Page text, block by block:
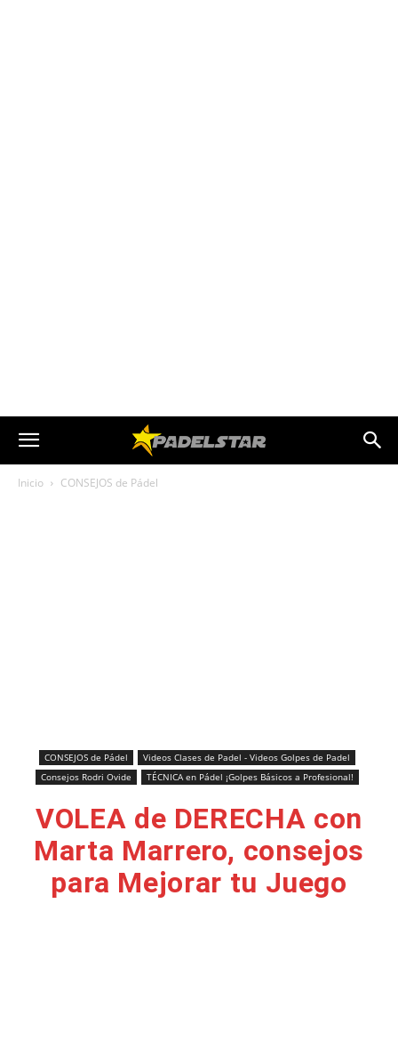
Inicio CONSEJOS de Pádel
CONSEJOS de Pádel
Videos Clases de Padel - Videos Golpes de Padel
Consejos Rodri Ovide
TÉCNICA en Pádel ¡Golpes Básicos a Profesional!
VOLEA de DERECHA con
Marta Marrero, consejos
para Mejorar tu Juego